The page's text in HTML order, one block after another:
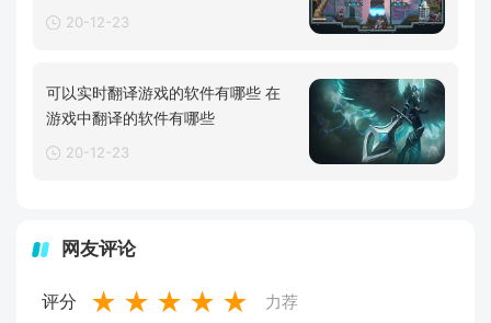
20-12-23
可以实时翻译游戏的软件有哪些 在
游戏中翻译的软件有哪些
20-12-23
网友评论
评分 ★ ★ ★ ★ ★ 力荐